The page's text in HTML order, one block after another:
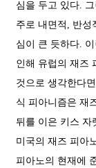
심을 두고 있다.
주로 내면적, 반성
심이 큰 듯하다.
인해 유럽의 재즈
것으로 생각한다
식 피아니즘은 재
뒤를 이은 키스 자
미국의 재즈 피아
피아노의 현재에